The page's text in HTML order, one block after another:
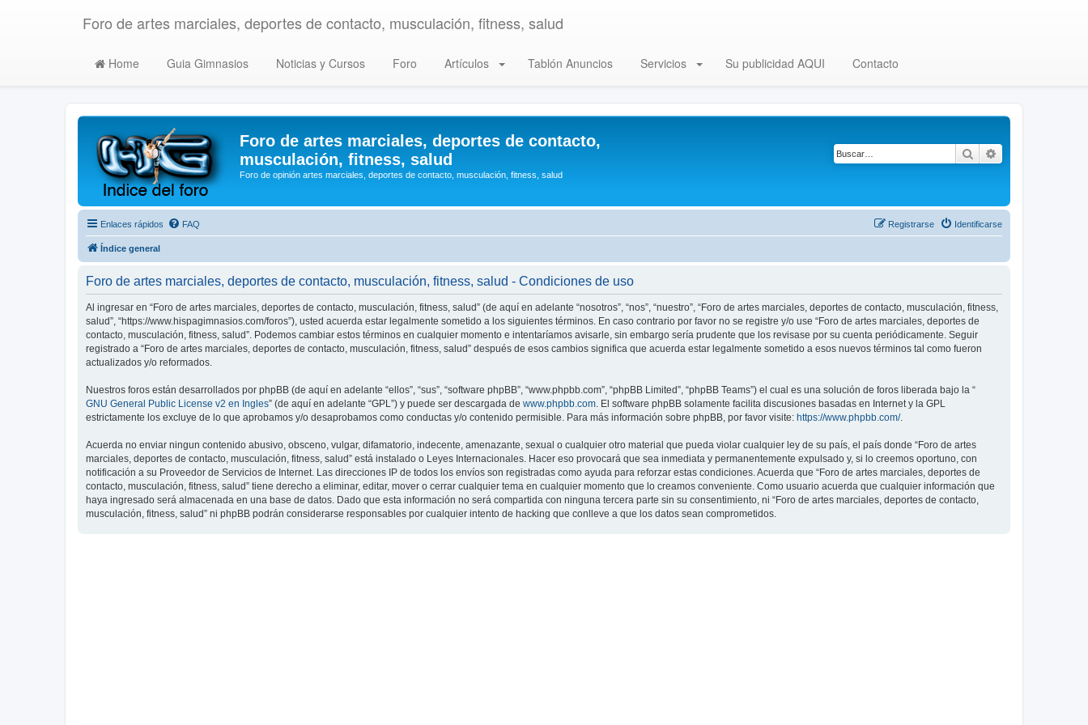
Foro de artes marciales, deportes de contacto, musculación, fitness, salud
Home Guia Gimnasios Noticias y Cursos Foro Artículos Tablón Anuncios Servicios Su publicidad AQUI Contacto
Foro de artes marciales, deportes de contacto,
musculación, fitness, salud
Foro de opinión artes marciales, deportes de contacto, musculación, fitness, salud
Buscar
Enlaces rápidos FAQ Identificarse
Registrarse
Índice general
Foro de artes marciales, deportes de contacto, musculación, fitness, salud - Condiciones de uso
Al ingresar en “Foro de artes marciales, deportes de contacto, musculación, fitness, salud” (de aquí en adelante “nosotros”, “nos”, “nuestro”, “Foro de artes marciales, deportes de contacto, musculación, fitness,
salud”, “https://www.hispagimnasios.com/foros”), usted acuerda estar legalmente sometido a los siguientes términos. En caso contrario por favor no se registre y/o use “Foro de artes marciales, deportes de
contacto, musculación, fitness, salud”. Podemos cambiar estos términos en cualquier momento e intentaríamos avisarle, sin embargo sería prudente que los revisase por su cuenta periódicamente. Seguir
registrado a “Foro de artes marciales, deportes de contacto, musculación, fitness, salud” después de esos cambios significa que acuerda estar legalmente sometido a esos nuevos términos tal como fueron
actualizados y/o reformados.
Nuestros foros están desarrollados por phpBB (de aquí en adelante “ellos”, “sus”, “software phpBB”, “www.phpbb.com”, “phpBB Limited”, “phpBB Teams”) el cual es una solución de foros liberada bajo la “
GNU General Public License v2 en Ingles” (de aquí en adelante “GPL”) y puede ser descargada de www.phpbb.com. El software phpBB solamente facilita discusiones basadas en Internet y la GPL
estrictamente los excluye de lo que aprobamos y/o desaprobamos como conductas y/o contenido permisible. Para más información sobre phpBB, por favor visite: https://www.phpbb.com/.
Acuerda no enviar ningun contenido abusivo, obsceno, vulgar, difamatorio, indecente, amenazante, sexual o cualquier otro material que pueda violar cualquier ley de su país, el país donde “Foro de artes
marciales, deportes de contacto, musculación, fitness, salud” está instalado o Leyes Internacionales. Hacer eso provocará que sea inmediata y permanentemente expulsado y, si lo creemos oportuno, con
notificación a su Proveedor de Servicios de Internet. Las direcciones IP de todos los envíos son registradas como ayuda para reforzar estas condiciones. Acuerda que “Foro de artes marciales, deportes de
contacto, musculación, fitness, salud” tiene derecho a eliminar, editar, mover o cerrar cualquier tema en cualquier momento que lo creamos conveniente. Como usuario acuerda que cualquier información que
haya ingresado será almacenada en una base de datos. Dado que esta información no será compartida con ninguna tercera parte sin su consentimiento, ni “Foro de artes marciales, deportes de contacto,
musculación, fitness, salud” ni phpBB podrán considerarse responsables por cualquier intento de hacking que conlleve a que los datos sean comprometidos.